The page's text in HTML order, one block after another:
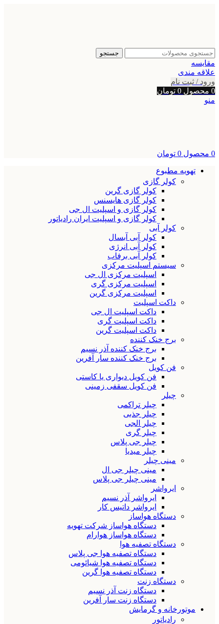
جستجو
مقایسه
علاقه مندی
ورود / ثبت نام
0 محصول 0 تومان
منو
0 محصول 0 تومان
تهویه مطبوع
کولر گازی
کولر گازی گرین
کولر گازی هایسنس
کولر گازی و اسپلیت ال جی
کولر گازی و اسپلیت ایران رادیاتور
کولر آبی
کولر آبی آبسال
کولر آبی انرژی
کولر آبی برفاب
سیستم اسپلیت مرکزی
اسپلیت مرکزی ال جی
اسپلیت مرکزی گری
اسپلیت مرکزی گرین
داکت اسپلیت
داکت اسپلیت ال جی
داکت اسپلیت گری
داکت اسپلیت گرین
برج خنک کننده
برج خنک کننده آذر نسیم
برج خنک کننده سار آفرین
فن کویل
فن کویل دیواری یا کاستی
فن کویل سقفی زمینی
چیلر
چیلر تراکمی
چیلر جذبی
چیلر الجی
چیلر گری
چیلر جی پلاس
چیلر میدیا
مینی چیلر
مینی چیلر جی ال
مینی چیلر جی پلاس
ایرواشر
ایرواشر آذر نسیم
ایرواشر داتیس کار
دستگاه هواساز
دستگاه هواساز شرکت تهویه
دستگاه هواساز هوارام
دستگاه تصفیه هوا
دستگاه تصفیه هوا جی پلاس
دستگاه تصفیه هوا شیائومی
دستگاه تصفیه هوا گرین
دستگاه زنت
دستگاه زنت آذر نسیم
دستگاه زنت سار آفرین
موتورخانه و گرمایش
رادیاتور